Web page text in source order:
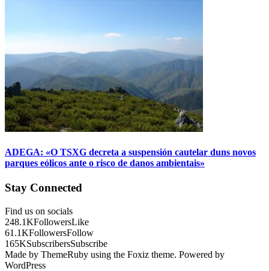
ADEGA: «O TSXG decreta a suspensión cautelar duns novos
parques eólicos ante o risco de danos ambientais»
Stay Connected
Find us on socials
248.1KFollowersLike
61.1KFollowersFollow
165KSubscribersSubscribe
Made by ThemeRuby using the Foxiz theme. Powered by
WordPress